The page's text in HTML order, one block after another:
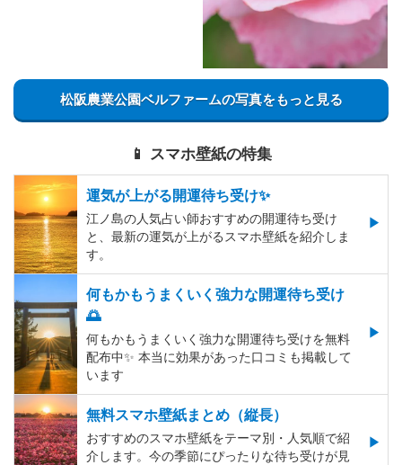
松阪農業公園ベルファームの写真をもっと見る
📱 スマホ壁紙の特集
運気が上がる開運待ち受け✨
江ノ島の人気占い師おすすめの開運待ち受け
と、最新の運気が上がるスマホ壁紙を紹介しま
す。
何もかもうまくいく強力な開運待ち受け
🌅
何もかもうまくいく強力な開運待ち受けを無料
配布中✨️ 本当に効果があった口コミも掲載して
います
無料スマホ壁紙まとめ（縦長）
おすすめのスマホ壁紙をテーマ別・人気順で紹
介します。今の季節にぴったりな待ち受けが見